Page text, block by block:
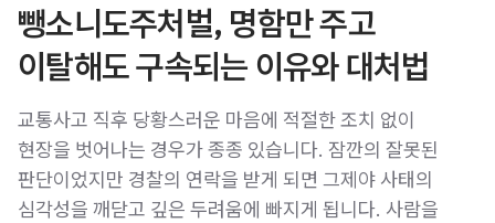
뺑소니도주처벌, 명함만 주고
이탈해도 구속되는 이유와 대처법
교통사고 직후 당황스러운 마음에 적절한 조치 없이
현장을 벗어나는 경우가 종종 있습니다. 잠깐의 잘못된
판단이었지만 경찰의 연락을 받게 되면 그제야 사태의
심각성을 깨닫고 깊은 두려움에 빠지게 됩니다. 사람을